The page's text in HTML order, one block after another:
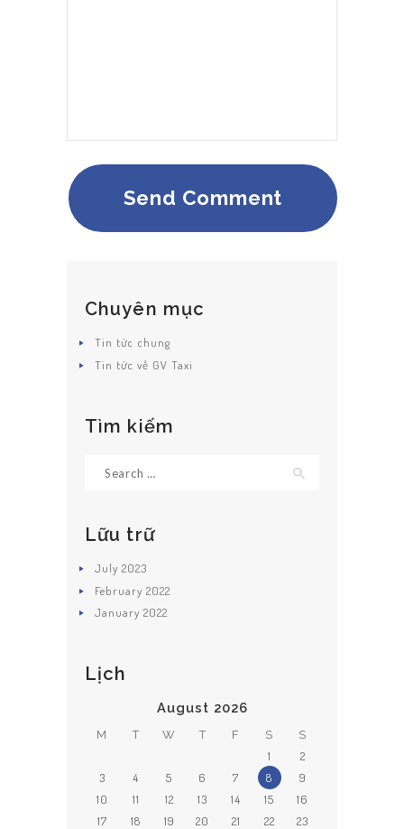
Chuyên mục
Tin tức chung
Tin tức về GV Taxi
Tìm kiếm
Lữu trữ
July2023
February2022
January2022
Lịch
August 2026
M T W T F S S
1
2
3
4 5 6 7 8
9
10
11 12 13 14 15
16
17
18 19 20 21 22
23